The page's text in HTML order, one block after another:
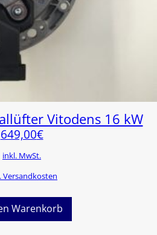
Vitodens 16 kW
649,00€
inkl. MwSt.
Versandkosten
Warenkorb